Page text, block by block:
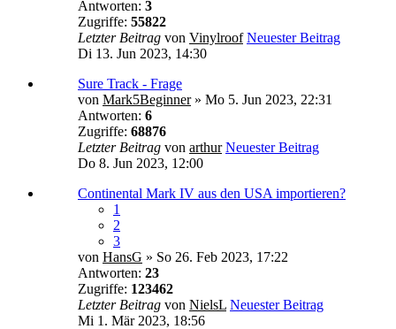
Antworten: 3
Zugriffe: 55822
Letzter Beitrag von Vinylroof Neuester Beitrag
Di 13. Jun 2023, 14:30
Sure Track - Frage
von Mark5Beginner» Mo 5. Jun 2023, 22:31
Antworten: 6
Zugriffe: 68876
Letzter Beitrag von arthur Neuester Beitrag
Do 8. Jun 2023, 12:00
Continental Mark IV aus den USA importieren?
1
2
3
von HansG » So 26. Feb 2023, 17:22
Antworten: 23
Zugriffe: 123462
Letzter Beitrag von NielsL Neuester Beitrag
Mi 1. Mär 2023, 18:56